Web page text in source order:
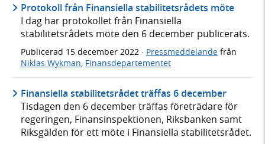
Protokoll från Finansiella stabilitetsrådets möte
I dag har protokollet från Finansiella
stabilitetsrådets möte den 6 december publicerats.
Publicerad 15 december 2022 · Pressmeddelande från
Niklas Wykman Finansdepartementet
Finansiella stabilitetsrådet träffas 6 december
Tisdagen den 6 december träffas företrädare för
regeringen, Finansinspektionen, Riksbanken samt
Riksgälden för ett möte i Finansiella stabilitetsrådet.